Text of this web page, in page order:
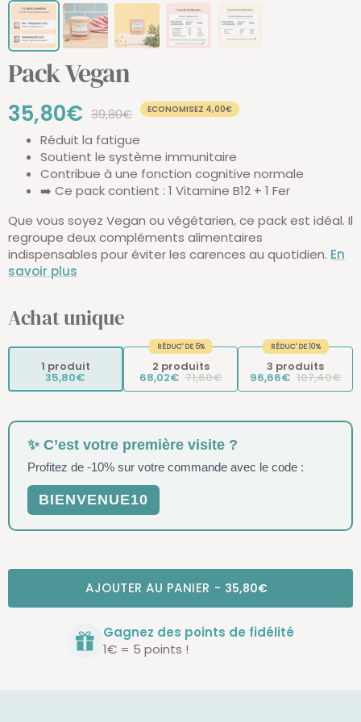
Pack Vegan
Prix
de
vente
35,80€ Prix
normal
39,80€ ECONOMISEZ 4,00€
Réduit la fatigue
Soutient le système immunitaire
Contribue à une fonction cognitive normale
➡️ Ce pack contient : 1 Vitamine B12 + 1 Fer
Que vous soyez Vegan ou végétarien, ce pack est idéal. Il
regroupe deux compléments alimentaires
indispensables pour éviter les carences au quotidien. En
savoir plus
Achat unique
1 produit
35,80€
2 produits
68,02€ 71,60€
RÉDUC' DE 5%
3 produits
96,66€ 107,40€
RÉDUC' DE 10%
✨ C’est votre première visite ?
Profitez de -10% sur votre commande avec le code :
BIENVENUE10
AJOUTER AU PANIER - 35,80€
Gagnez des points de fidélité
1€ = 5 points !